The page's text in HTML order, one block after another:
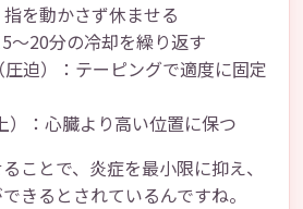
を動かさず休ませる
〜20分の冷却を繰り返す
迫）：テーピングで適度に固定
：心臓より高い位置に保つ
ことで、炎症を最小限に抑え、
きるとされているんですね。